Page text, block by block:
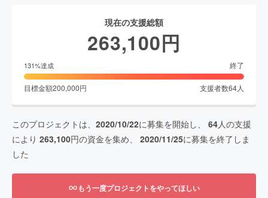
現在の支援総額
263,100円
131%達成 終了
目標金額200,000円 支援者数64人
このプロジェクトは、 2020/10/22に募集を開始し、 64人の支援
により 263,100円の資金を集め、 2020/11/25に募集を終了しま
した
もう一度プロジェクトをやってほしい